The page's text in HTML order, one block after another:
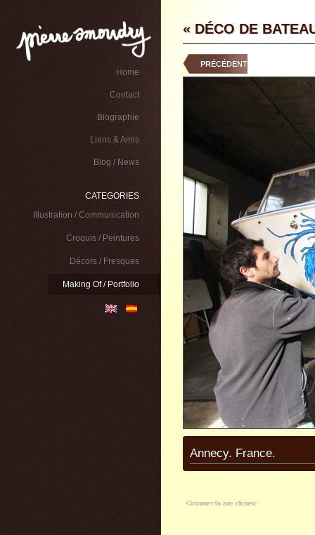
Home
Contact
Biographie
Liens & Amis
Blog / News
CATEGORIES
Illustration / Communication
Croquis / Peintures
Décors / Fresques
Making Of / Portfolio
« DÉCO DE
PRÉCÉDENT
Annecy. France.
Comments are closed.